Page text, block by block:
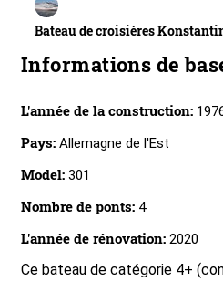
Bateau de croisières
Informations de
L'année de la construction:
Pays: Allemagne de l'Est
Model: 301
Nombre de ponts: 4
L'année de rénovation: 2020
Ce bateau de catégorie 4+